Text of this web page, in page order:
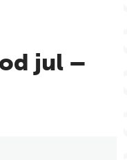
jul –